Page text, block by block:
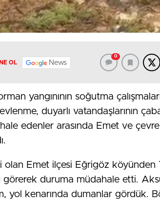
OL News
0
yangınının soğutma
duyarlı vatandaşlarının
edenler arasında Emet ve
olan Emet ilçesi Eğrigöz köyünden
görerek duruma müdahale etti.
yol kenarında dumanlar gördük.